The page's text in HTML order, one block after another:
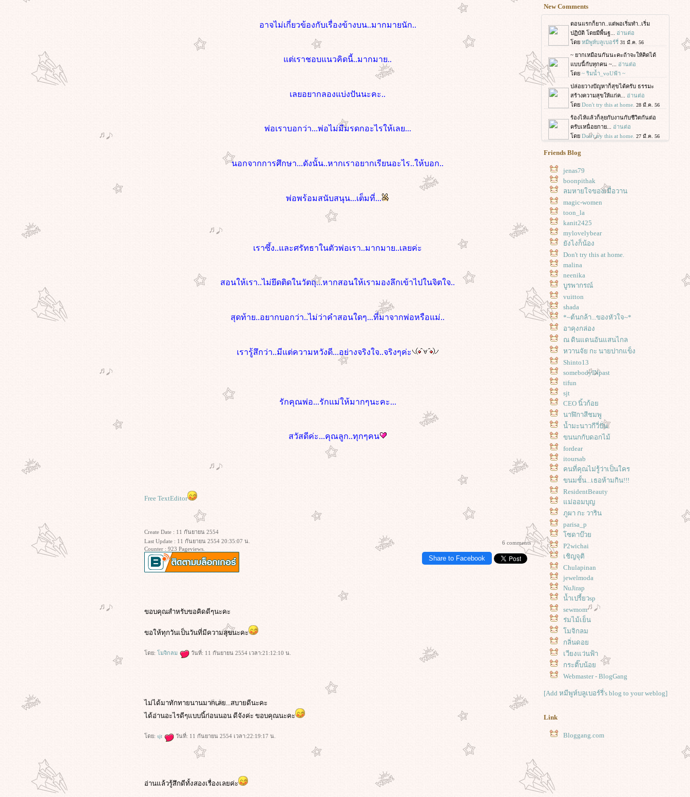
อภัยทาน...ลองทำแล้ว..ได้ผลดีจริงๆ
ทำบุญในเวลางาน....ก็งานเข้า...
คำพูด....ใครคิดว่าไม่สำคัญ
เรื่องเล่า...หลังสอบค่ะ
ที่ว่าง....ซึ่งกันและกัน
ก้าวผ่าน...การเปลี่ยนแปลง
อยู่ให้ได้กับสิ่งเก่าๆ....พร้อมกับเปิดรับ
ทุกสิ่งอย่างที่ผ่านเข้ามา....ล้วนเป็น
อบมาเล่า...ความโก๊ะกัง...ให้ฟังค่ะ
มันจะบ้ากันไปใหญ่แล้ว...ขอมอบให้
มิตรภาพ...คำนี้มีความหมา
วันนี้...คุณทำดีกับคนที่คุณรักและรัก
ปล่อยชีวิต...ให้ได้พักบ้าง ไรบ้าง ก็ดี
เหมือนกันนะ
ค่ได้คิดถึง....ก็เป็นสุขใจ
อาจไม่เกี่ยวข้องกับเรื่องข้างบน..มากมายนัก..
ต่เราชอบแนวคิดนี้..มากมาย..
เลยอยากลองแบ่งปันนะคะ..
พ่อเราบอกว่า...พ่อไม่มีมรดกอะไรให้เลย...
นอกจากการศึกษา...ดังนั้น..หากเราอยากเรียนอะไร..ให้บอก..
พ่อพร้อมสนับสนุน...เต็มที่...
เราซึ้ง..และศรัทธาในตัวพ่อเรา..มากมาย..เลยค่ะ
สอนให้เรา..ไม่ยึดติดในวัตถุ...หากสอนให้เรามองลึกเข้าไปในจิตใจ..
สุดท้าย..อยากบอกว่า..ไม่ว่าคำสอนใดๆ...ที่มาจากพ่อหรือแม่..
เรารู้สึกว่า..มีแต่ความหวังดี...อย่างจริงใจ..จริงๆค่ะ
รักคุณพ่อ...รักแม่ให้มากๆนะคะ...
สวัสดีค่ะ...คุณลูก..ทุกๆคน
Free TextEditor
Create Date : 11 กันยายน 2554
Last Update : 11 กันยายน 2554 20:35:07 น.
Counter : 923 Pageviews.
6 comments
Share to Facebook
ขอบคุณสำหรับขอคิดดีๆนะคะ
ขอให้ทุกวันเป็นวันที่มีความสุขนะคะ
ดย: มจิกลม วันที่: 11 กันยายน 2554 เวลา:21:12:10 น.
ไม่ได้มาทักทายนานมากเลย...สบายดีนะคะ
ได้อ่านอะไรดีๆแบบนี้ก่อนนอน ดีจังค่ะ ขอบคุณนะคะ
ดย: sjt วันที่: 11 กันยายน 2554 เวลา:22:19:17 น.
อ่านแล้วรู้สึกดีทั้งสองเรื่องเลยค่ะ
New Comments
Friends Blog
jenas79
boonpithak
ลมหายใจของเมื่อวาน
magic-women
toon_la
kanit2425
mylovelybear
ังไงก็น้อง
Don't try this at home.
malina
neenika
บูรพากรณ์
vuitton
shada
*~ต้นกล้า...ของหัวใจ~*
อาคุงกล่อง
ณ ดินแดนอันแสนไกล
หวานจัย กะ นายปากแข็ง
Shinto13
somebodyINpast
tifun
sjt
CEO นิ้วก้อ
นาฬิกาสีชมพู
น้ำมะนาวกีวี่ปั่น
ขนนกกับดอกไม้
fordear
itoursab
คนที่คุณไม่รู้ว่าเป็นใคร
ขนมชั้น...เธอห้ามกิน!!!
ResidentBeauty
ม่ออมบุญ
ภูผา กะ วาริน
parisa_p
ซดาบ๊ว
P2wichai
เชิญจุติ
Chulapinan
jewelmoda
NuJirap
น้ำเปรี้ยวsp
sewmom
ร่มไม้เย็น
มจิกลม
กลิ่นดอ
เวียงแว่นฟ้า
กระติ๊บน้อ
Webmaster - BlogGang
[Add หมีพูห์บลูเบอร์รี่'s blog to your weblog]
Link
Bloggang.com